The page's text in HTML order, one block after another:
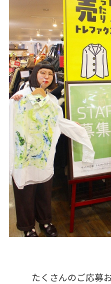
たくさんのご応募